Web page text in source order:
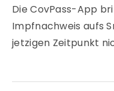
Die CovPass-App
Impfnachweis aufs
jetzigen Zeitpunkt